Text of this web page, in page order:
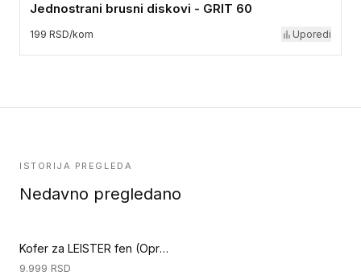
Jednostrani brusni diskovi - GRIT 60
199 RSD/kom Uporedi
ISTORIJA PREGLEDA
Nedavno pregledano
Kofer za LEISTER fen (Oprema i zaštitna oprema)
9.999 RSD